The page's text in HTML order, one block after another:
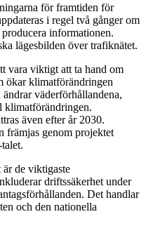
för framtiden för
i regel två gånger om
informationen.
lägesbilden över trafiknätet.
vara viktigt att ta hand om
ökar klimatförändringen
väderförhållandena,
klimatförändringen.
även efter år 2030.
främjas genom projektet
är de viktigaste
driftssäkerhet under
Det handlar
och den nationella